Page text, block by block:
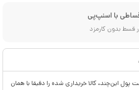
با اسنپ‌پی
قسط بدون کارمزد
پول این‌چند، کالا خریداری شده را دقیقا با همان